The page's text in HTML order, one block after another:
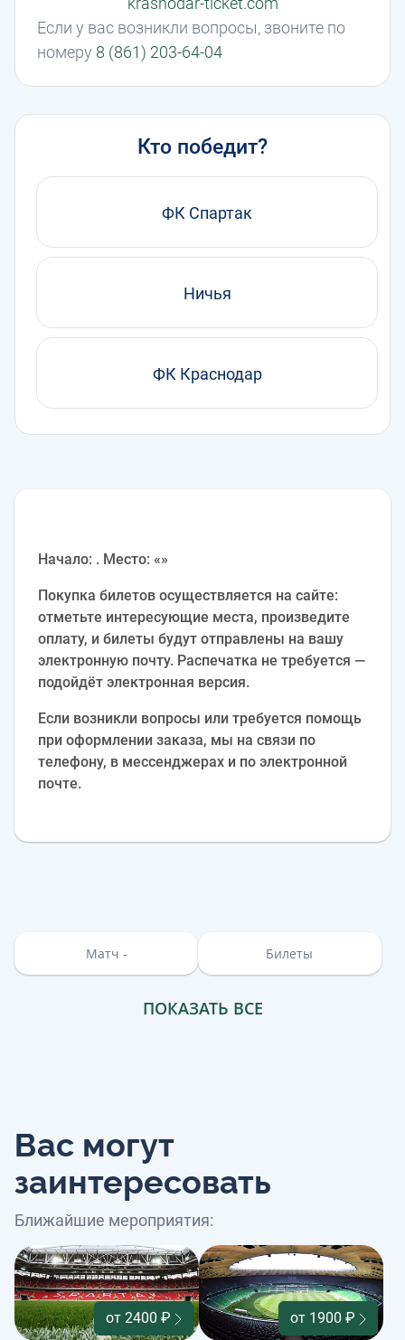
Если у вас возникли вопросы, звоните по
номеру 8 (861) 203-64-04
Кто победит?
ФК Спартак
Ничья
ФК Краснодар
Начало: . Место: «»
Покупка билетов осуществляется на сайте:
отметьте интересующие места, произведите
оплату, и билеты будут отправлены на вашу
электронную почту. Распечатка не требуется —
подойдёт электронная версия.
Если возникли вопросы или требуется помощь
при оформлении заказа, мы на связи по
телефону, в мессенджерах и по электронной
почте.
Матч - Билеты
ПОКАЗАТЬ ВСЕ
Вас могут
заинтересовать
Ближайшие мероприятия:
от 2400 ₽ от 1900 ₽